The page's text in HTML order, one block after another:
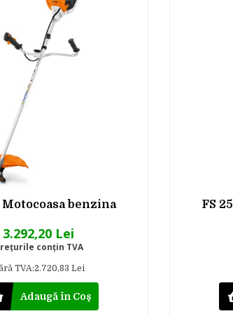
Motocoasa benzina
3.292,20 Lei
conţin TVA
TVA:2.720,83 Lei
Adaugă în Coş
FS